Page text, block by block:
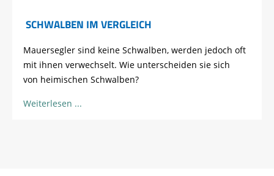
SCHWALBEN IM VERGLEICH
Mauersegler sind keine Schwalben, werden jedoch oft
mit ihnen verwechselt. Wie unterscheiden sie sich
von heimischen Schwalben?
Weiterlesen